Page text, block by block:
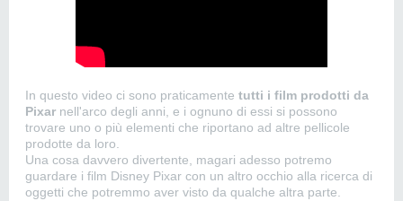
In questo video ci sono praticamente tutti i film prodotti da
Pixar nell'arco degli anni, e i ognuno di essi si possono
trovare uno o più elementi che riportano ad altre pellicole
prodotte da loro.
Una cosa davvero divertente, magari adesso potremo
guardare i film Disney Pixar con un altro occhio alla ricerca di
oggetti che potremmo aver visto da qualche altra parte.